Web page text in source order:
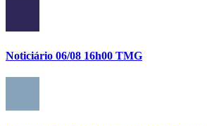
Noticiário 06/08 16h00 TMG